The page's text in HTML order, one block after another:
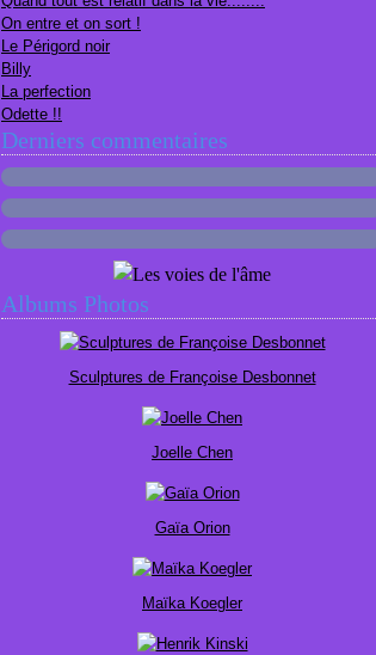
On entre et on sort !
Le Périgord noir
Billy
La perfection
Odette !!
Derniers commentaires
Albums Photos
Sculptures de Françoise Desbonnet
Joelle Chen
Gaïa Orion
Maïka Koegler